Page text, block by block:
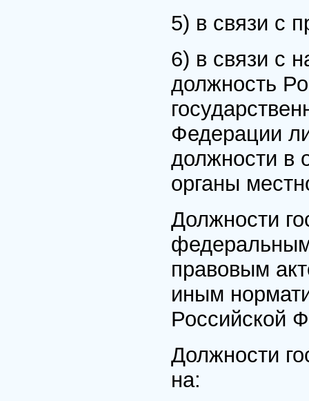
5) в связи с
6) в связи с
должность
Федерации
должности в
органы
Должности
правовым
иным
Российской
Должности
на: